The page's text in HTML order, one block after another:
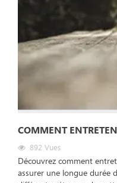
COMMENT
892 Vues
Découvrez comment
assurer une longue durée